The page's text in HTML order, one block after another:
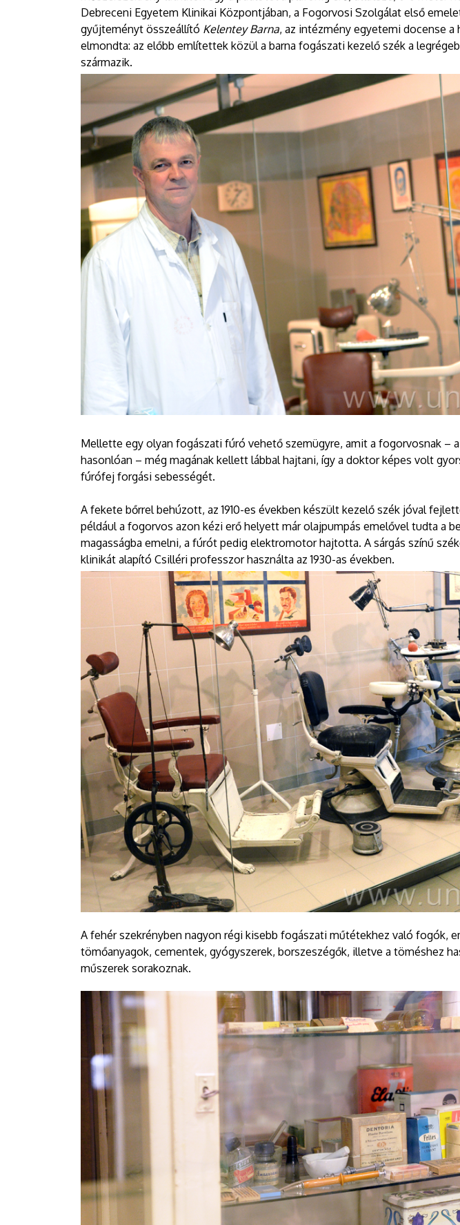
Debreceni Egyetem Klinikai Központjában, a Fogorvosi Szolgálat első
gyűjteményt összeállító Kelentey Barna, az intézmény egyetemi docense a
elmondta: az előbb említettek közül a barna fogászati kezelő szék a
származik.
Mellette egy olyan fogászati fúró vehető szemügyre, amit a fogorvosnak –
hasonlóan – még magának kellett lábbal hajtani, így a doktor képes volt
fúrófej forgási sebességét.
A fekete bőrrel behúzott, az 1910-es években készült kezelő szék jóval
például a fogorvos azon kézi erő helyett már olajpumpás emelővel tudta a
magasságba emelni, a fúrót pedig elektromotor hajtotta. A sárgás színű
klinikát alapító Csilléri professzor használta az 1930-as években.
A fehér szekrényben nagyon régi kisebb fogászati műtétekhez való fogók,
tömőanyagok, cementek, gyógyszerek, borszeszégők, illetve a töméshez
műszerek sorakoznak.